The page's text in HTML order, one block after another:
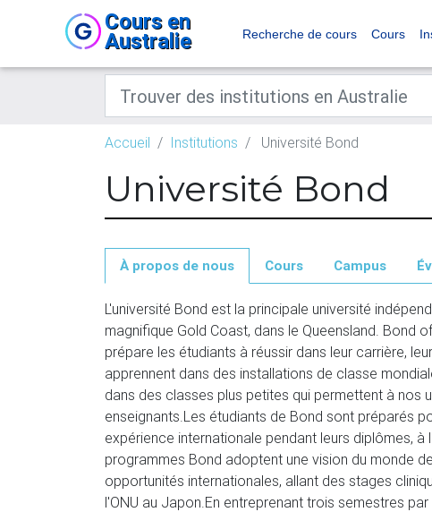
Cours en
Australie Recherche de cours Cours
Accueil Institutions Université Bond
Université Bond
À propos de nous Cours Campus
L'université Bond est la principale université
magnifique Gold Coast, dans le Queensland. Bond
prépare les étudiants à réussir dans leur carrière,
apprennent dans des installations de classe
dans des classes plus petites qui permettent à nos
enseignants.Les étudiants de Bond sont préparés
expérience internationale pendant leurs diplômes,
programmes Bond adoptent une vision du monde
opportunités internationales, allant des stages
l'ONU au Japon.En entreprenant trois semestres